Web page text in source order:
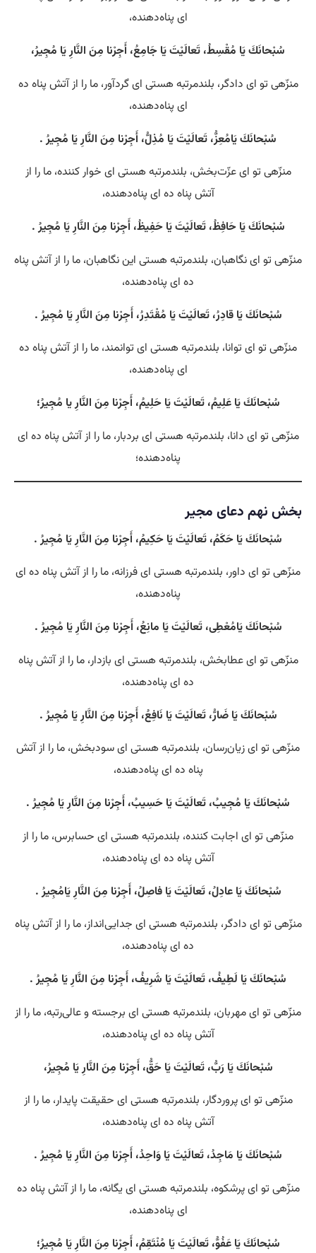
ای پناه‌دهنده،
سُبْحانَكَ يَا مُقْسِطُ، تَعالَيْتَ يَا جَامِعُ، أَجِرْنا مِنَ النَّارِ يَا مُجِيرُ،
منزّهی تو ای دادگر، بلندمرتبه هستی‌ ای گردآور، ما را از آتش پناه ده
ای پناه‌دهنده،
سُبْحانَكَ يَامُعِزُّ، تَعالَيْتَ يَا مُذِلُّ، أَجِرْنا مِنَ النَّارِ يَا مُجِيرُ .
منزّهی تو ای عزّت‌بخش، بلندمرتبه هستی‌ ای خوار کننده، ما را از
آتش پناه ده ای پناه‌دهنده،
سُبْحانَكَ يَا حَافِظُ، تَعالَيْتَ يَا حَفِيظُ، أَجِرْنا مِنَ النَّارِ يَا مُجِيرُ .
منزّهی تو ای نگاهبان، بلندمرتبه هستی این نگاهبان، ما را از آتش پناه
ده ای پناه‌دهنده،
سُبْحانَكَ يَا قادِرُ، تَعالَيْتَ يَا مُقْتَدِرُ، أَجِرْنا مِنَ النَّارِ يَا مُجِيرُ .
منزّهی تو ای توانا، بلندمرتبه هستی‌ ای توانمند، ما را از آتش پناه ده
ای پناه‌دهنده،
سُبْحانَكَ يَا عَلِيمُ، تَعالَيْتَ يَا حَلِيمُ، أَجِرْنا مِنَ النَّارِ يا مُجِيرُ؛
منزّهی تو ای دانا، بلندمرتبه هستی‌ ای بردبار، ما را از آتش پناه ده ای
پناه‌دهنده؛
بخش نهم دعای مجیر
سُبْحانَكَ يَا حَكَمُ، تَعالَيْتَ يَا حَكِيمُ، أَجِرْنا مِنَ النَّارِ يَا مُجِيرُ .
منزّهی تو ای داور، بلندمرتبه هستی‌ ای فرزانه، ما را از آتش پناه ده ای
پناه‌دهنده،
سُبْحانَكَ يَامُعْطِى، تَعالَيْتَ يَا مانِعُ، أَجِرْنا مِنَ النَّارِ يَا مُجِيرُ .
منزّهی تو ای عطابخش، بلندمرتبه هستی‌ ای بازدار، ما را از آتش پناه
ده ای پناه‌دهنده،
سُبْحانَكَ يَا ضَارُّ، تَعالَيْتَ يَا نَافِعُ، أَجِرْنا مِنَ النَّارِ يَا مُجِيرُ .
منزّهی تو ای زیان‌رسان، بلندمرتبه هستی‌ ای سودبخش، ما را از آتش
پناه ده ای پناه‌دهنده،
سُبْحانَكَ يَا مُجِيبُ، تَعالَيْتَ يَا حَسِيبُ، أَجِرْنا مِنَ النَّارِ يَا مُجِيرُ .
منزّهی تو ای اجابت کننده، بلندمرتبه هستی‌ ای حسابرس، ما را از
آتش پناه ده ای پناه‌دهنده،
سُبْحانَكَ يَا عادِلُ، تَعالَيْتَ يَا فاصِلُ، أَجِرْنا مِنَ النَّارِ يَامُجِيرُ .
منزّهی تو ای دادگر، بلندمرتبه هستی‌ ای جدایی‌انداز، ما را از آتش پناه
ده ای پناه‌دهنده،
سُبْحانَكَ يَا لَطِيفُ، تَعالَيْتَ يَا شَرِيفُ، أَجِرْنا مِنَ النَّارِ يَا مُجِيرُ .
منزّهی تو ای مهربان، بلندمرتبه هستی‌ ای برجسته و عالی‌رتبه، ما را از
آتش پناه ده ای پناه‌دهنده،
سُبْحانَكَ يَا رَبُّ، تَعالَيْتَ يَا حَقُّ، أَجِرْنا مِنَ النَّارِ يَا مُجِيرُ،
منزّهی تو ای پروردگار، بلندمرتبه هستی‌ ای حقیقت پایدار، ما را از
آتش پناه ده ای پناه‌دهنده،
سُبْحانَكَ يَا مَاجِدُ، تَعالَيْتَ يَا وَاحِدُ، أَجِرْنا مِنَ النَّارِ يَا مُجِيرُ .
منزّهی تو ای پرشکوه، بلندمرتبه هستی‌ ای یگانه، ما را از آتش پناه ده
ای پناه‌دهنده،
سُبْحانَكَ يَا عَفُوُّ، تَعالَيْتَ يَا مُنْتَقِمُ، أَجِرْنا مِنَ النَّارِ يَا مُجِيرُ؛